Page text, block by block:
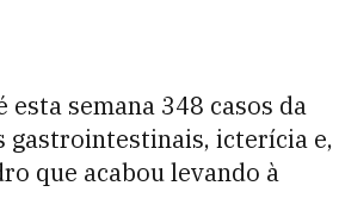
semana 348 casos da
gastrointestinais, icterícia e,
que acabou levando à